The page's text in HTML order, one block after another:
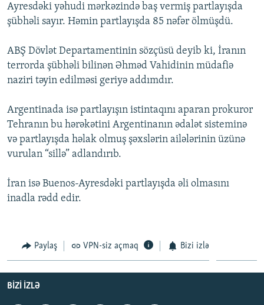
VIDEO
İNFOQRAFIKA
KARIKATURA
RADIO ARXIV
AZƏRBAYCAN ƏDƏBIYYATI KITABXANASI
İSLAM VƏ DEMOKRATIYA
HAQQIMIZDA
MISSIYAMIZ
PEŞƏ ETIKASI VƏ JURNALISTIKA STANDARTLARIMIZ
AZADLIQRADIOSU MOBIL TELEFONUNUZDA
BIZIMLƏ ƏLAQƏ
XƏBƏR BÜLLETENLƏRIMIZ
BIZI IZLƏ
RFE/RL-in bütün saytları
Ayresdəki yəhudi mərkəzində baş vermiş partlayışda
şübhəli sayır. Həmin partlayışda 85 nəfər ölmüşdü.
ABŞ Dövlət Departamentinin sözçüsü deyib ki, İranın
terrorda şübhəli bilinən Əhməd Vahidinin müdafiə
naziri təyin edilməsi geriyə addımdır.
Argentinada isə partlayışın istintaqını aparan prokuror
Tehranın bu hərəkətini Argentinanın ədalət sisteminə
və partlayışda həlak olmuş şəxslərin ailələrinin üzünə
vurulan “sillə” adlandırıb.
İran isə Buenos-Ayresdəki partlayışda əli olmasını
inadla rədd edir.
Paylaş VPN-siz açmaq Bizi izlə
BIZI IZLƏ